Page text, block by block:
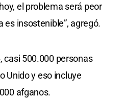
el problema será peor
es insostenible”, agregó.
casi 500.000 personas
Unido y eso incluye
afganos.